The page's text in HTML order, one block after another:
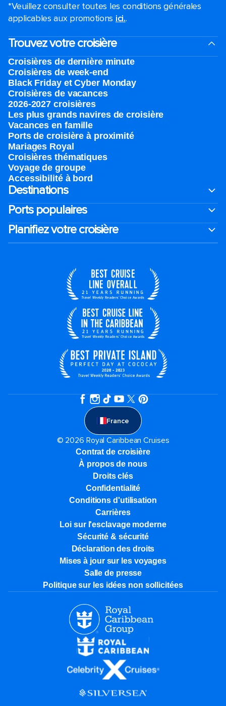
*Veuillez consulter toutes les conditions générales
applicables aux promotions ici..
Trouvez votre croisière
Croisières de dernière minute
Croisières de week-end
Black Friday et Cyber Monday
Croisières de vacances
2026-2027 croisières
Les plus grands navires de croisière
Vacances en famille
Ports de croisière à proximité
Mariages Royal
Croisières thématiques
Voyage de groupe​
Accessibilité à bord​
Destinations
Ports populaires
Planifiez votre croisière
France
© 2026 Royal Caribbean Cruises
Contrat de croisière
À propos de nous
Droits clés
Confidentialité
Conditions d'utilisation
Carrières
Loi sur l'esclavage moderne
Sécurité & sécurité
Déclaration des droits
Mises à jour sur les voyages
Salle de presse
Politique sur les idées non sollicitées